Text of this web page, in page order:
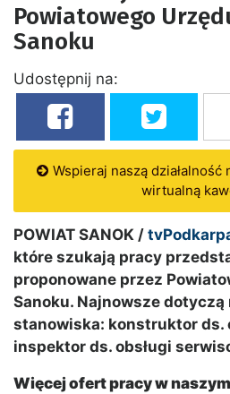
Powiatowego
Sanoku
Udostępnij na:
Wspieraj naszą
wirtualną
POWIAT SANOK /
które szukają pracy
proponowane przez
Sanoku. Najnowsze
stanowiska: konstruktor ds.
inspektor ds. obsługi
Więcej ofert pracy w